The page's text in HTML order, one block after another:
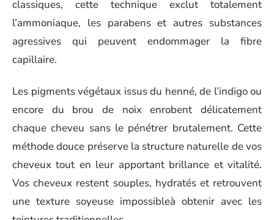
classiques, cette technique exclut totalement
l’ammoniaque, les parabens et autres substances
agressives qui peuvent endommager la fibre
capillaire.
Les pigments végétaux issus du henné, de l’indigo ou
encore du brou de noix enrobent délicatement
chaque cheveu sans le pénétrer brutalement. Cette
méthode douce préserve la structure naturelle de vos
cheveux tout en leur apportant brillance et vitalité.
Vos cheveux restent souples, hydratés et retrouvent
une texture soyeuse impossibleà obtenir avec les